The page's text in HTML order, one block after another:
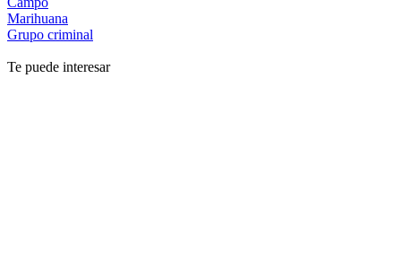
Marihuana
Grupo criminal
Te puede interesar